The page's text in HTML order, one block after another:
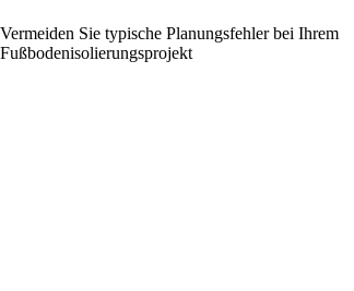
Vermeiden Sie typische Planungsfehler bei Ihrem
Fußbodenisolierungsprojekt